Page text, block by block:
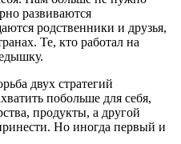
развиваются
родственники и друзья,
Те, кто работал на
двух стратегий
побольше для себя,
продукты, а другой
Но иногда первый и